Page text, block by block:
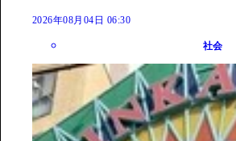
2026年08月04日 06:30
社会